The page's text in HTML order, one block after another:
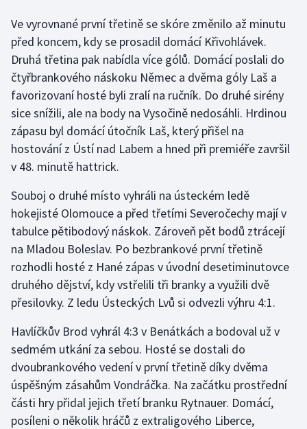
Dostihy
Florbal
Futsal
Golf
Gymnastika
Jezdectví
Judo
Krasobruslení
Lyže a snowboard
Moderní pětiboj
Motorsport
Ve vyrovnané první třetině se skóre změnilo až minutu
před koncem, kdy se prosadil domácí Křivohlávek.
Druhá třetina pak nabídla více gólů. Domácí poslali do
čtyřbrankového náskoku Němec a dvěma góly Laš a
favorizovaní hosté byli zralí na ručník. Do druhé sirény
sice snížili, ale na body na Vysočině nedosáhli. Hrdinou
zápasu byl domácí útočník Laš, který přišel na
hostování z Ústí nad Labem a hned při premiéře završil
v 48. minutě hattrick.
Souboj o druhé místo vyhráli na ústeckém ledě
hokejisté Olomouce a před třetími Severočechy mají v
tabulce pětibodový náskok. Zároveň pět bodů ztrácejí
na Mladou Boleslav. Po bezbrankové první třetině
rozhodli hosté z Hané zápas v úvodní desetiminutovce
druhého dějství, kdy vstřelili tři branky a využili dvě
přesilovky. Z ledu Ústeckých Lvů si odvezli výhru 4:1.
Havlíčkův Brod vyhrál 4:3 v Benátkách a bodoval už v
sedmém utkání za sebou. Hosté se dostali do
dvoubrankového vedení v první třetině díky dvěma
úspěšným zásahům Vondráčka. Na začátku prostřední
části hry přidal jejich třetí branku Rytnauer. Domácí,
posíleni o několik hráčů z extraligového Liberce,